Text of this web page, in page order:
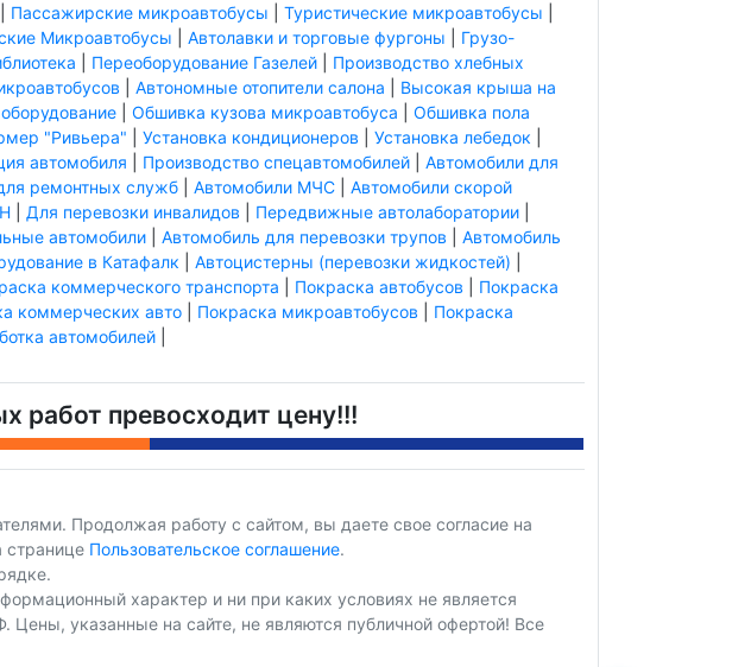
Пассажирские микроавтобусы Туристические микроавтобусы
Микроавтобусы Автолавки и торговые фургоны
Грузо-
Переоборудование Газелей| Производство хлебных
Автономные отопители салона
Высокая крыша на
| Обшивка кузова микроавтобуса
Обшивка пола
"Ривьера" Установка кондиционеров Установка лебедок
автомобиля Производство спецавтомобилей| Автомобили для
ремонтных служб| Автомобили МЧС| Автомобили скорой
| Для перевозки инвалидов Передвижные автолаборатории|
автомобили| Автомобиль для перевозки трупов
Автомобиль
в Катафалк Автоцистерны (перевозки жидкостей)
коммерческого транспорта Покраска автобусов
Покраска
коммерческих авто| Покраска микроавтобусов
Покраска
автомобилей|
работ превосходит цену!!!
Продолжая работу с сайтом, вы даете свое согласие на
странице Пользовательское соглашение.
характер и ни при каких условиях не является
указанные на сайте, не являются публичной офертой! Все